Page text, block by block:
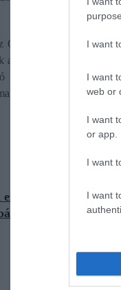
I want
I want
web or
I want
or app.
I want
I want
országokból és
adatairól, a kamatról, az
bruttó bevételről is,
a megoldást az
cégvezér önként